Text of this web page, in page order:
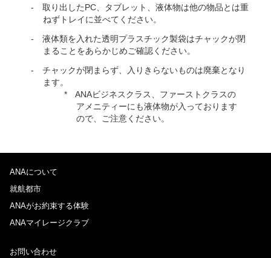
取り出したPC、タブレット、液体物は他の物品とは重
ねずトレイに並べてください。
液体類を入れた透明プラスチック製袋はチャックが閉
まることをあらかじめご確認ください。
チャックが閉まらず、入りきらないものは廃棄となり
ます。
ANAビジネスクラス、ファーストクラスの
アメニティーにも液体物が入っております
ので、ご注意ください。
ANAについて
就航都市
ANAがお約束する体験
ANAマイレージクラブ
お問い合わせ